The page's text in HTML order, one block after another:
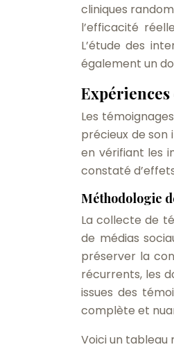
cliniques
l’efficacité
L’étude des
également un
Les
précieux de son
en vérifiant les
constaté
Méthodologie
La collecte de
de médias
préserver la
récurrents, les
issues des
complète et
Voici un tableau